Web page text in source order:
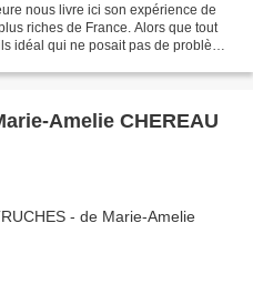
nous livre ici son expérience de
riches de France. Alors que tout
idéal qui ne posait pas de problème
Amelie CHEREAU